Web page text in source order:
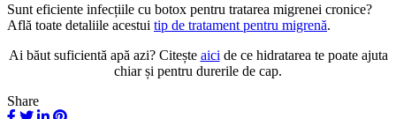
Sunt eficiente infecțiile cu botox pentru tratarea migrenei cronice?
Află toate detaliile acestui tip de tratament pentru migrenă.
Ai băut suficientă apă azi? Citește aici de ce hidratarea te poate ajuta
chiar și pentru durerile de cap.
Share